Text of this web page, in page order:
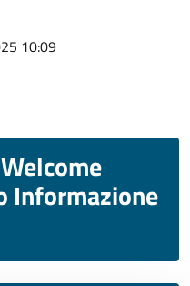
10:09
Informazione